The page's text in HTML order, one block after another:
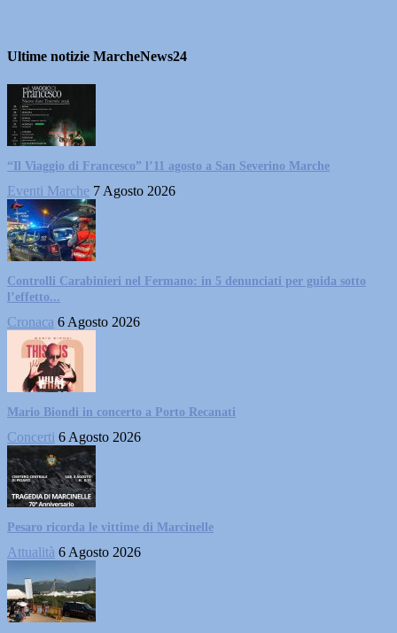
Ultime notizie MarcheNews24
“Il Viaggio di Francesco” l’11 agosto a San Severino Marche
Eventi Marche 7 Agosto 2026
Controlli Carabinieri nel Fermano: in 5 denunciati per guida sotto
l’effetto...
Cronaca 6 Agosto 2026
Mario Biondi in concerto a Porto Recanati
Concerti 6 Agosto 2026
Pesaro ricorda le vittime di Marcinelle
Attualità 6 Agosto 2026